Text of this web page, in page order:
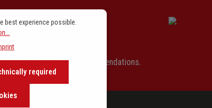
signup
new releases,
with exclusive recommendations.
best experience possible.
required